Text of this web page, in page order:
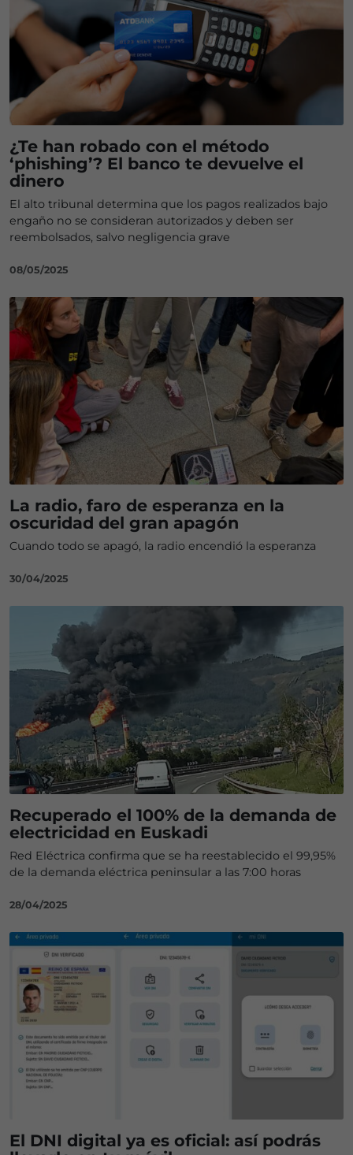
¿Te han robado con el método
‘phishing’? El banco te devuelve el
dinero
El alto tribunal determina que los pagos realizados bajo
engaño no se consideran autorizados y deben ser
reembolsados, salvo negligencia grave
08/05/2025
​La radio, faro de esperanza en la
oscuridad del gran apagón
Cuando todo se apagó, la radio encendió la esperanza
30/04/2025
Recuperado el 100% de la demanda de
electricidad en Euskadi
Red Eléctrica confirma que se ha reestablecido el 99,95%
de la demanda eléctrica peninsular a las 7:00 horas
28/04/2025
El DNI digital ya es oficial: así podrás